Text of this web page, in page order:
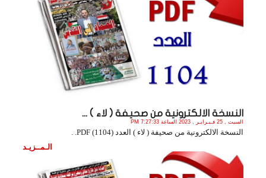
النسخة الالكترونية من صحيفة ( لاء ) ...
السبت , 25 فـبـرايـر , 2023 الساعة 7:27:33 PM
النسخة الالكترونية من صحيفة ( لاء ) العدد (1104) PDF. .
الـمــزيـد